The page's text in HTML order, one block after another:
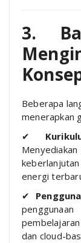
3.
Beberapa
menerapkan
✔
energi
✔
dan cloud-